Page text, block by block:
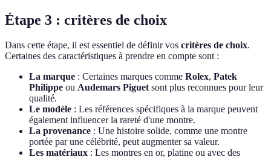
Étape 3 : critères de choix
Dans cette étape, il est essentiel de définir vos critères de choix.
Certaines des caractéristiques à prendre en compte sont :
La marque : Certaines marques comme Rolex, Patek
Philippe ou Audemars Piguetsont plus reconnues pour leur
qualité.
Le modèle : Les références spécifiques à la marque peuvent
également influencer la rareté d'une montre.
La provenance : Une histoire solide, comme une montre
portée par une célébrité, peut augmenter sa valeur.
Les matériaux : Les montres en or, platine ou avec des